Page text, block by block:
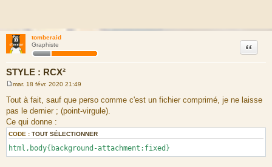
tomberaid
Graphiste
STYLE : RCX²
Citation
s
s
g
e
mar. 18 févr. 2020 21:49
Tout à fait, sauf que perso comme c'est un fichier comprimé, je ne laisse
pas le dernier ; (point-virgule).
Ce qui donne :
CODE : TOUT SÉLECTIONNER
html,body{background-attachment:fixed}